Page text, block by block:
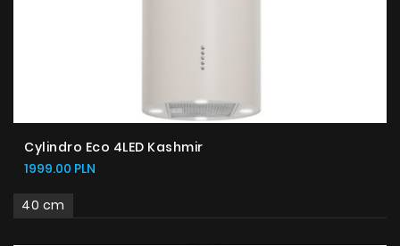
Cylindro Eco 4LED Kashmir
1999.00 PLN
40 cm